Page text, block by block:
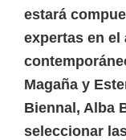
artística
contemporánea
estará
expertas en el
Magaña y
Biennal, Alba
seleccionar